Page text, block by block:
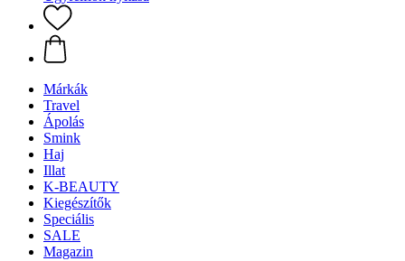
Márkák
Travel
Ápolás
Smink
Haj
Illat
K-BEAUTY
Kiegészítők
Speciális
SALE
Magazin